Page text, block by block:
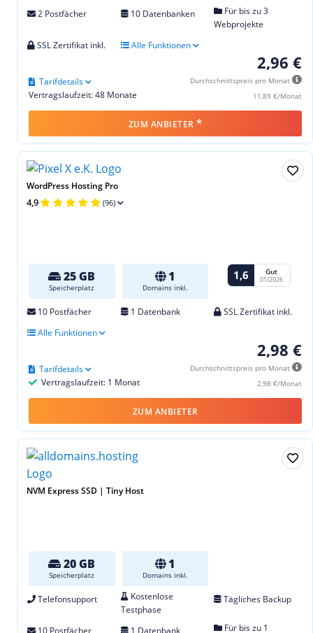
2 Postfächer 10 Datenbanken
Für bis zu 3
Webprojekte
SSL Zertifikat inkl.
Alle Funktionen
2,96 €
Durchschnittspreis pro Monat
11,89 €/Monat
Vertragslaufzeit: 48 Monate
Tarifdetails
ZUM ANBIETER *
WordPress Hosting Pro
4,9 (96)
25 GB
Speicherplatz
1
Domains inkl.
1,6 Gut
01/2026
10 Postfächer 1 Datenbank
SSL Zertifikat inkl.
Alle Funktionen
2,98 €
Durchschnittspreis pro Monat
2,98 €/Monat
Vertragslaufzeit: 1 Monat
Tarifdetails
ZUM ANBIETER
NVM Express SSD | Tiny Host
20 GB
Speicherplatz
1
Domains inkl.
Telefonsupport
Kostenlose
Testphase
Tägliches Backup
Für bis zu 1